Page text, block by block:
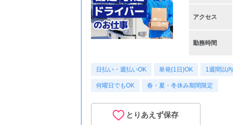
アクセス
勤務時間
日払い・週払いOK 単発(1日)OK 1週間以内
何曜日でもOK 春・夏・冬休み期間限定
とりあえず保存